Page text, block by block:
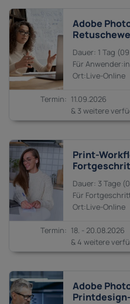
Adobe
1 Tag
11.09.2026
& 3 weitere
Print-
3 Tage
18. - 20.08.2026
& 4 weitere
Adobe